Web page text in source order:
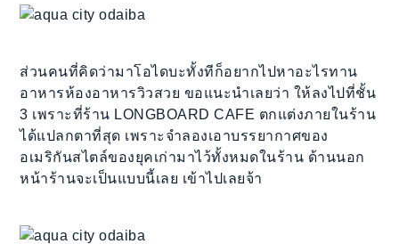
ส่วนคนที่คิดว่ามาโอไดบะทั้งทีก็อยากไปหาอะไรทาน
อาหารห้องอาหารวิวสวย ขอแนะนำเลยว่า ให้ลงไปที่ชั้น
3 เพราะที่ร้าน LONGBOARD CAFE ตกแต่งภายในร้าน
ได้แปลกตาที่สุด เพราะจำลองเอาบรรยากาศของ
อเมริกันสไตล์ของยุคเก่ามาไว้ทั้งหมดในร้าน ด้านนอก
หน้าร้านจะเป็นแบบนี้เลย เข้าไปเลยจ้า